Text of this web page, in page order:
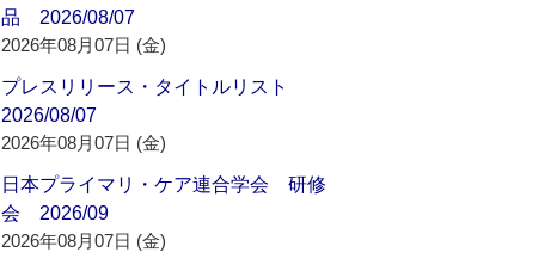
品 2026/08/07
2026年08月07日 (金)
プレスリリース・タイトルリスト
2026/08/07
2026年08月07日 (金)
日本プライマリ・ケア連合学会 研修
会 2026/09
2026年08月07日 (金)